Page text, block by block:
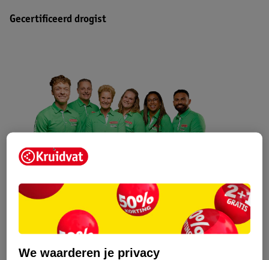
Gecertificeerd drogist
Kruidvat is een erkend specialist in
zelfzorg, ook online. Wat je
gezondheidsvraag ook is, stel hem aan
We waarderen je privacy